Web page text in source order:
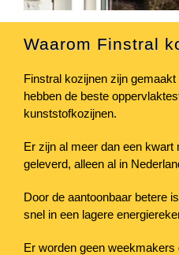
Waarom Finstral
Finstral kozijnen zijn
hebben de beste
kunststofkozijnen.
Er zijn al meer dan een kwart
geleverd, alleen al in
Door de aantoonbaar betere
snel in een lagere
Er worden geen